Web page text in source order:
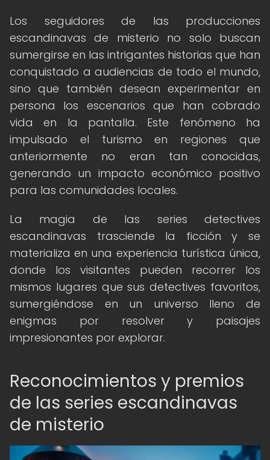
Los seguidores de las producciones
escandinavas de misterio no solo buscan
sumergirse en las intrigantes historias que han
conquistado a audiencias de todo el mundo,
sino que también desean experimentar en
persona los escenarios que han cobrado
vida en la pantalla. Este fenómeno ha
impulsado el turismo en regiones que
anteriormente no eran tan conocidas,
generando un impacto económico positivo
para las comunidades locales.
La magia de las series detectives
escandinavas trasciende la ficción y se
materializa en una experiencia turística única,
donde los visitantes pueden recorrer los
mismos lugares que sus detectives favoritos,
sumergiéndose en un universo lleno de
enigmas por resolver y paisajes
impresionantes por explorar.
Reconocimientos y premios
de las series escandinavas
de misterio